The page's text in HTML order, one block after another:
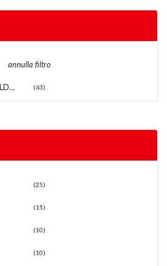
annulla filtro
PLASTIFICATRICI A CALDO (63)
(25)
(15)
(10)
(10)